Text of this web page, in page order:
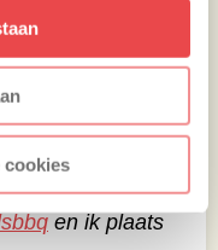
cookiesgerookte
je dit op
en ik plaats